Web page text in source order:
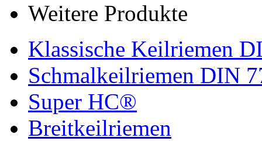
Weitere Produkte
Klassische Keilriemen
Schmalkeilriemen DIN
Super HC®
Breitkeilriemen